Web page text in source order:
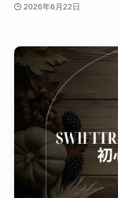
2026年6月22日